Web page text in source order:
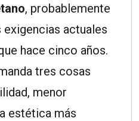
, probablemente
exigencias actuales
hace cinco años.
tres cosas
menor
estética más